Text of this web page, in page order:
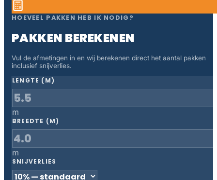
HOEVEEL PAKKEN HEB IK NODIG?
PAKKEN BEREKENEN
Vul de afmetingen in en wij berekenen direct het aantal pakken
inclusief snijverlies.
LENGTE (M)
m
BREEDTE (M)
m
SNIJVERLIES